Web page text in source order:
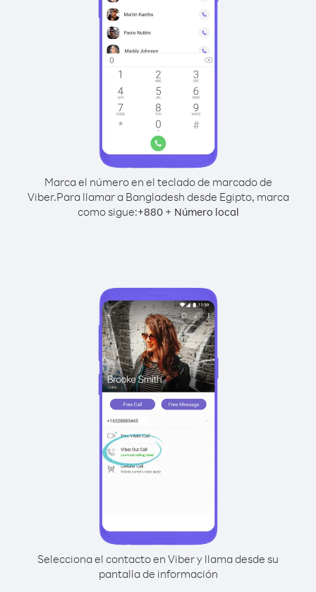
Marca el número en el teclado de marcado de
Viber.Para llamar a Bangladesh desde Egipto, marca
como sigue:+880+ Número local
Selecciona el contacto en Viber y llama desde su
pantalla de información